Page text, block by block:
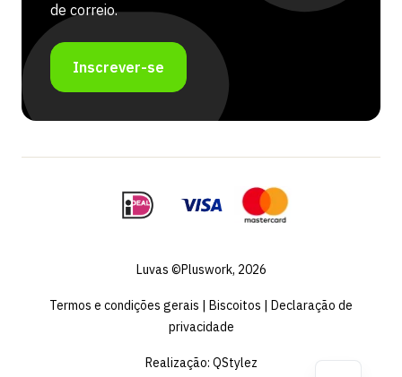
de correio.
Inscrever-se
Luvas ©Pluswork, 2026
Termos e condições gerais | Biscoitos | Declaração de
privacidade
Realização: QStylez